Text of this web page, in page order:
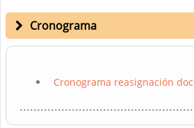
Cronograma
Cronograma reasignación